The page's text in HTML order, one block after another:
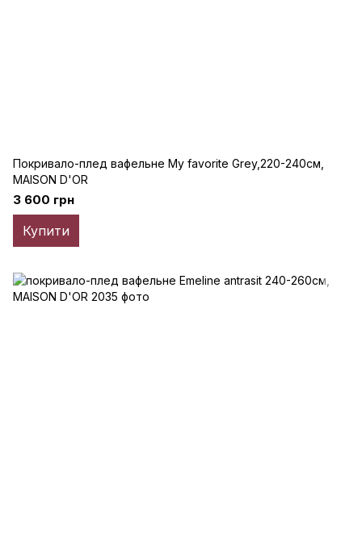
Покривало-плед вафельне My favorite Grey,220-240см,
MAISON D'OR
3 600 грн
Купити